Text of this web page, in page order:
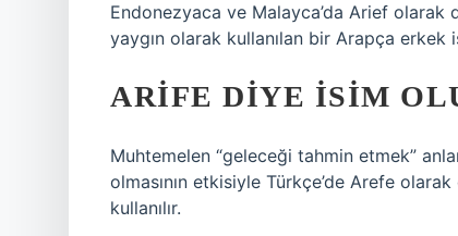
Endonezyaca ve Malayca’da Arief olarak
yaygın olarak kullanılan bir Arapça erkek
ARIFE DIYE ISIM
Muhtemelen “geleceği tahmin etmek”
olmasının etkisiyle Türkçe’de Arefe
kullanılır.